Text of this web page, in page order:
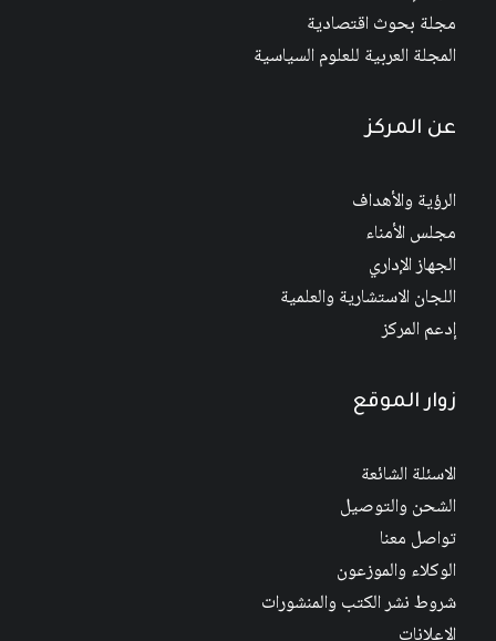
مجلة بحوث اقتصادية
المجلة العربية للعلوم السياسية
عن المركز
الرؤية والأهداف
مجلس الأمناء
الجهاز الإداري
اللجان الاستشارية والعلمية
إدعم المركز
زوار الموقع
الاسئلة الشائعة
الشحن والتوصيل
تواصل معنا
الوكلاء والموزعون
شروط نشر الكتب والمنشورات